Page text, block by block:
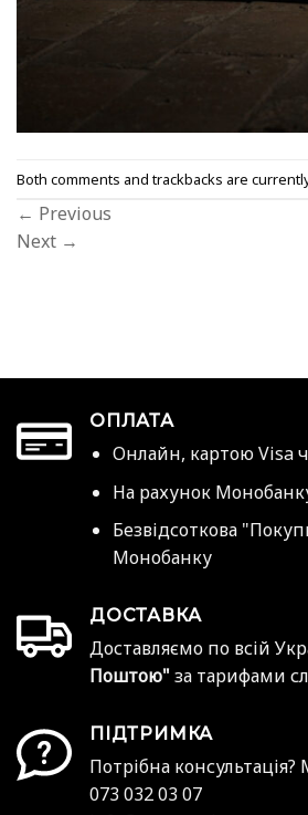
Both comments and trackbacks are
← Previous
Next →
ОПЛАТА
Онлайн, картою Visa
На рахунок
Безвідсоткова
Монобанку
ДОСТАВКА
Доставляємо по всій
Поштою" за тарифами
ПІДТРИМКА
Потрібна
073 032 03 07